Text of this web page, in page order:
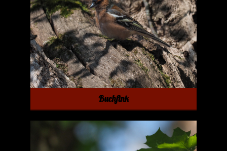
Buchfink